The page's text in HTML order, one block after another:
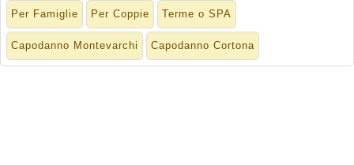
Per Famiglie Per Coppie Terme o SPA
Capodanno Montevarchi Capodanno Cortona